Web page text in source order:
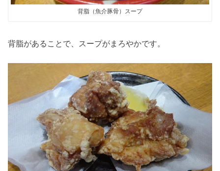
背脂（魚介豚骨）スープ
背脂があることで、スープがまろやかです。